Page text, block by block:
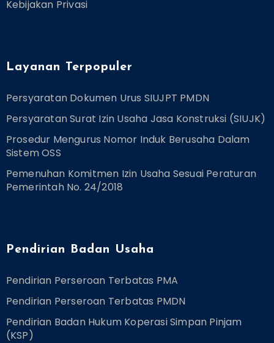
Kebijakan Privasi
Layanan Terpopuler
Persyaratan Dokumen Urus SIUJPT PMDN
Persyaratan Surat Izin Usaha Jasa Konstruksi (SIUJK)
Prosedur Mengurus Nomor Induk Berusaha Dalam
Sistem OSS
Pemenuhan Komitmen Izin Usaha Sesuai Peraturan
Pemerintah No. 24/2018
Pendirian Badan Usaha
Pendirian Perseroan Terbatas PMA
Pendirian Perseroan Terbatas PMDN
Pendirian Badan Hukum Koperasi Simpan Pinjam
(KSP)